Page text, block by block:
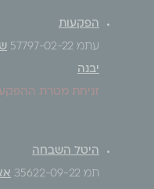
הפקעות
עתמ 57797-02-22
יבנה
זניחת מטרת
היטל השבחה
תמ 35622-09-22